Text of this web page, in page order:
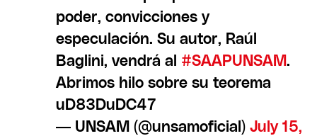
poder, convicciones y
especulación. Su autor, Raúl
Baglini, vendrá al #SAAPUNSAM.
Abrimos hilo sobre su teorema
uD83DuDC47
— UNSAM (@unsamoficial) July 15,